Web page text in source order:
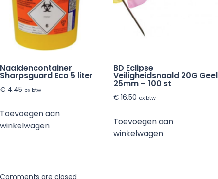
Naaldencontainer
Sharpsguard Eco 5 liter
€ 4.45 ex btw
Toevoegen aan
winkelwagen
BD Eclipse
Veiligheidsnaald 20G Geel
25mm – 100 st
€16.50 ex btw
Toevoegen aan
winkelwagen
Comments are closed